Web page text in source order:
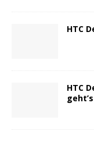
HTC
HTC
geht’s